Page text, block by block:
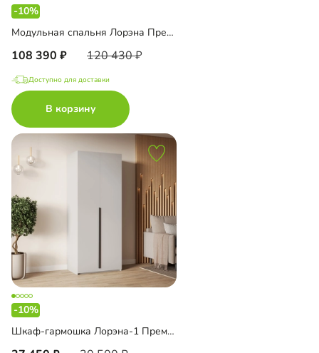
-10%
Модульная спальня Лорэна Премиум
108 390 120 430
Доступно для доставки
В корзину
-10%
Шкаф-гармошка Лорэна-1 Премиум